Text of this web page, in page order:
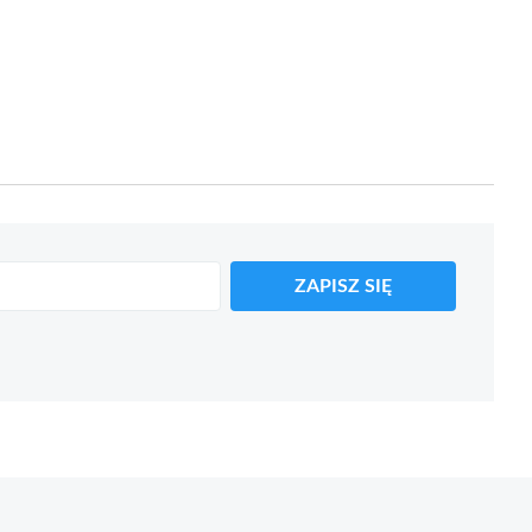
ZAPISZ SIĘ